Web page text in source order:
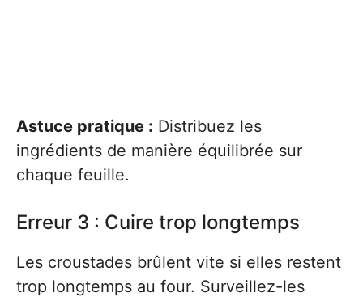
Astuce pratique : Distribuez les
ingrédients de manière équilibrée sur
chaque feuille.
Erreur 3 : Cuire trop longtemps
Les croustades brûlent vite si elles restent
trop longtemps au four. Surveillez-les